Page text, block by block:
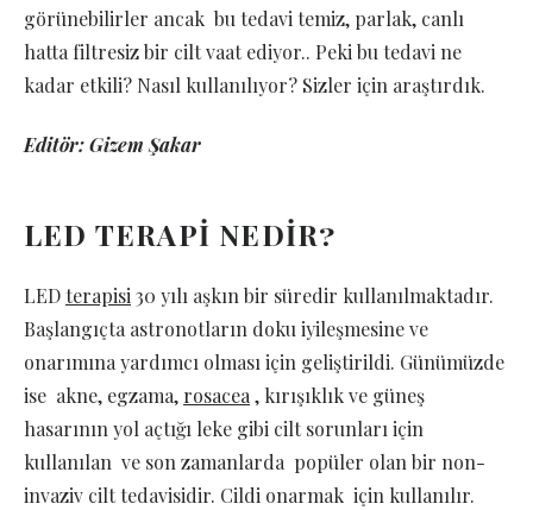
görünebilirler ancak bu tedavi temiz, parlak, canlı
hatta filtresiz bir cilt vaat ediyor.. Peki bu tedavi ne
kadar etkili? Nasıl kullanılıyor? Sizler için araştırdık.
Editör: Gizem Şakar
LED TERAPİ NEDİR?
LEDterapisi30 yılı aşkın bir süredir kullanılmaktadır.
Başlangıçta astronotların doku iyileşmesine ve
onarımına yardımcı olması için geliştirildi. Günümüzde
ise akne, egzama, rosacea, kırışıklık ve güneş
hasarının yol açtığı leke gibi cilt sorunları için
kullanılan ve son zamanlarda popüler olan bir non-
invaziv cilt tedavisidir. Cildi onarmak için kullanılır.